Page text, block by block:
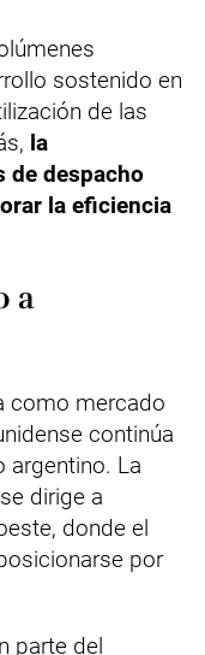
sostenido en
de las
la
de despacho
la eficiencia
a
como mercado
continúa
argentino. La
dirige a
donde el
por
parte del